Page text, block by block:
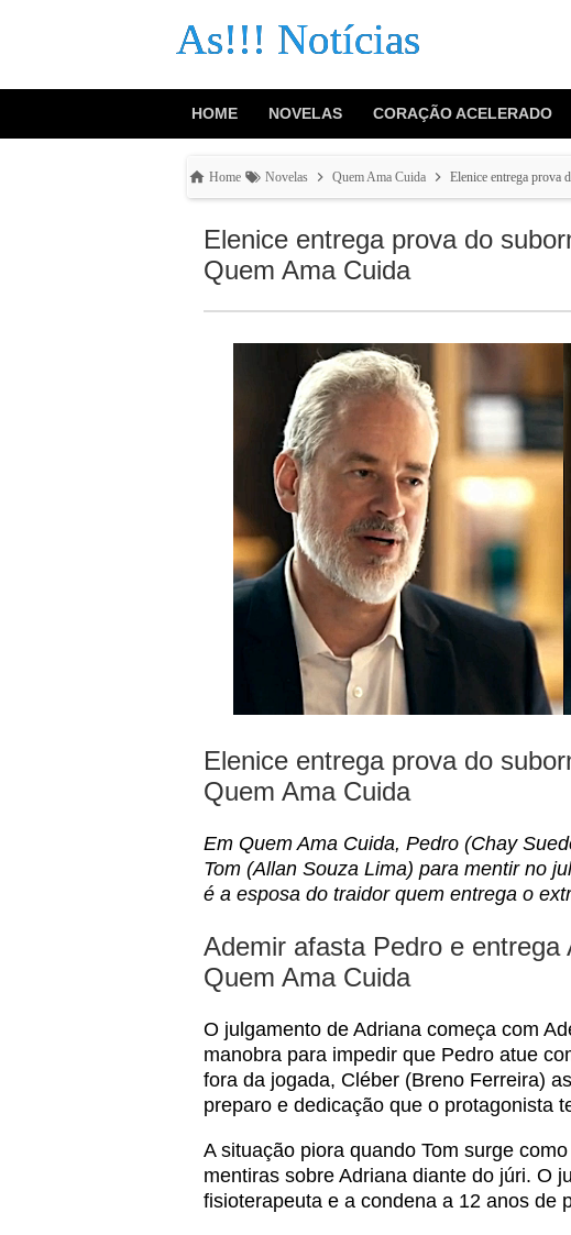
As!!! Notícias
HOME NOVELAS CORAÇÃO ACELERADO
Home Novelas Quem Ama Cuida Elenice entrega prova
Elenice entrega prova do
Quem Ama Cuida
Elenice entrega prova do
Quem Ama Cuida
Em Quem Ama Cuida, Pedro (Chay
Tom (Allan Souza Lima) para mentir no
é a esposa do traidor quem entrega o
Ademir afasta Pedro e entrega
Quem Ama Cuida
O julgamento de Adriana começa com
manobra para impedir que Pedro atue
fora da jogada, Cléber (Breno Ferreira)
preparo e dedicação que o protagonista
A situação piora quando Tom surge
mentiras sobre Adriana diante do júri. O
fisioterapeuta e a condena a 12 anos de